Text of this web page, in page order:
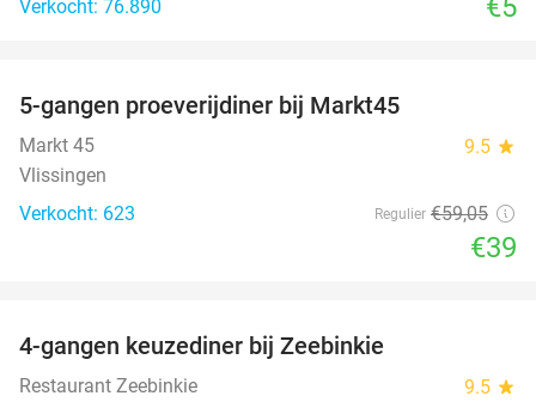
Verkocht: 76.890
€5
5-gangen proeverijdiner bij Markt45
Markt 45 9.5 star
Vlissingen
Verkocht: 623
Regulier €59,05
€39
4-gangen keuzediner bij Zeebinkie
Restaurant Zeebinkie 9.5 star